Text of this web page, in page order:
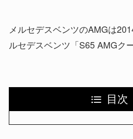
メルセデスベンツのAMGは
ルセデスベンツ「S65 AMGク
目次